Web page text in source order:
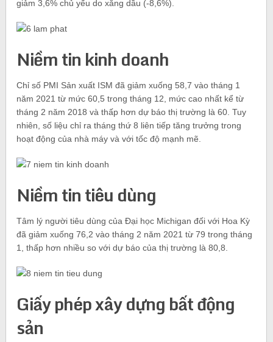
giảm 3,6% chủ yếu do xăng dầu (-8,6%).
Niềm tin kinh doanh
Chỉ số PMI Sản xuất ISM đã giảm xuống 58,7 vào tháng 1
năm 2021 từ mức 60,5 trong tháng 12, mức cao nhất kể từ
tháng 2 năm 2018 và thấp hơn dự báo thị trường là 60. Tuy
nhiên, số liệu chỉ ra tháng thứ 8 liên tiếp tăng trưởng trong
hoạt động của nhà máy và với tốc độ mạnh mẽ.
Niềm tin tiêu dùng
Tâm lý người tiêu dùng của Đại học Michigan đối với Hoa Kỳ
đã giảm xuống 76,2 vào tháng 2 năm 2021 từ 79 trong tháng
1, thấp hơn nhiều so với dự báo của thị trường là 80,8.
Giấy phép xây dựng bất động
sản